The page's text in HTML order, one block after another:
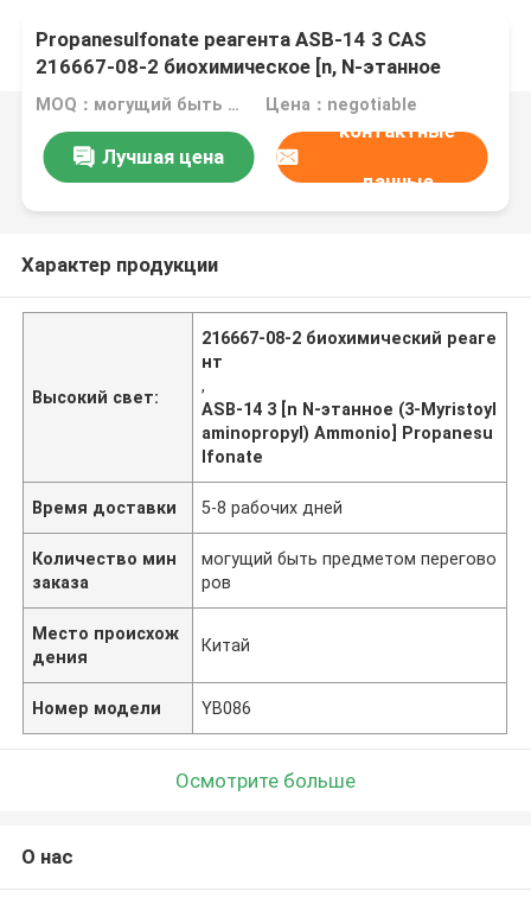
Propanesulfonate реагента ASB-14 3 CAS
216667-08-2 биохимическое [n, N-этанное
ammonio (3-myristoylaminopropyl)]
MOQ：могущий быть предметом переговоров Цена：negotiable
Лучшая цена
контактные
данные
Характер продукции
Высокий свет:
216667-08-2 биохимический реаге
нт
,
ASB-14 3 [n N-этанное (3-Myristoyl
aminopropyl) Ammonio] Propanesu
lfonate
Время доставки 5-8 рабочих дней
Количество мин
заказа
могущий быть предметом перегово
ров
Место происхож
дения
Китай
Номер модели YB086
Осмотрите больше
О нас